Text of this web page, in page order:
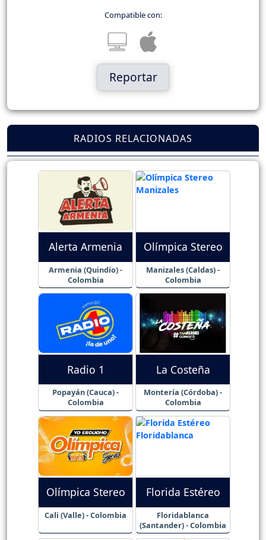
Compatible con:
Reportar
RADIOS RELACIONADAS
Alerta Armenia
Armenia (Quindío) -
Colombia
Olímpica Stereo
Manizales (Caldas) -
Colombia
Radio 1
Popayán (Cauca) -
Colombia
La Costeña
Montería (Córdoba) -
Colombia
Olímpica Stereo
Cali (Valle) - Colombia
Florida Estéreo
Floridablanca
(Santander) - Colombia